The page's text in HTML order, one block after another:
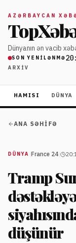
AZƏRBAYCAN
Dünyanın ən vacib
SON YENILƏNMƏ
ARXIV
HAMISI DÜNYA
ANA SƏHIFƏ
DÜNYA France 24|
Tramp
düşünür